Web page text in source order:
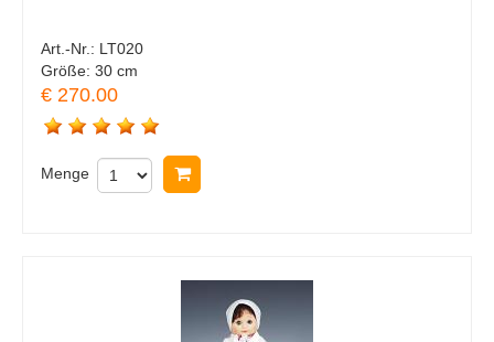
Art.-Nr.: LT020
Größe: 30 cm
€ 270.00
Menge